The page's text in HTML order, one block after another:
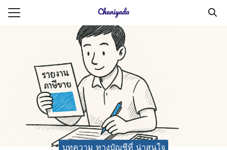
Skip
ยความเป็นส่วนตัว
ญชี (Accounting service)
ญชี (Accounting
บทความ ทางบัญชีที่ น่าสนใจ